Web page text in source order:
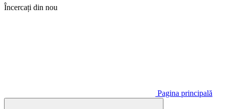
Încercați din nou
Pagina principală